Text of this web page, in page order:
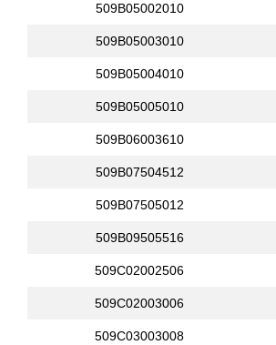
509B05002010
509B05003010
509B05004010
509B05005010
509B06003610
509B07504512
509B07505012
509B09505516
509C02002506
509C02003006
509C03003008